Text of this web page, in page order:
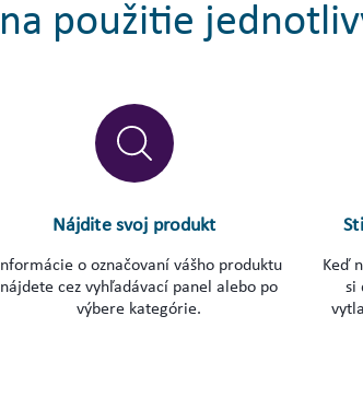
na použitie
Nájdite svoj produkt
Informácie o označovaní vášho produktu
nájdete cez vyhľadávací panel alebo po
výbere kategórie.
Keď
si